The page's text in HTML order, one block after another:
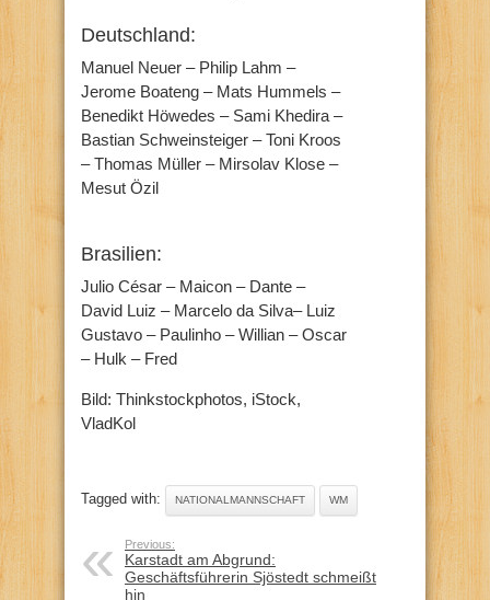
Deutschland:
Manuel Neuer – Philip Lahm –
Jerome Boateng – Mats Hummels –
Benedikt Höwedes – Sami Khedira –
Bastian Schweinsteiger – Toni Kroos
– Thomas Müller – Mirsolav Klose –
Mesut Özil
Brasilien:
Julio César – Maicon – Dante –
David Luiz – Marcelo da Silva– Luiz
Gustavo – Paulinho – Willian – Oscar
– Hulk – Fred
Bild: Thinkstockphotos, iStock,
VladKol
Tagged with: NATIONALMANNSCHAFT WM
Previous:
Karstadt am Abgrund:
Geschäftsführerin Sjöstedt schmeißt
hin